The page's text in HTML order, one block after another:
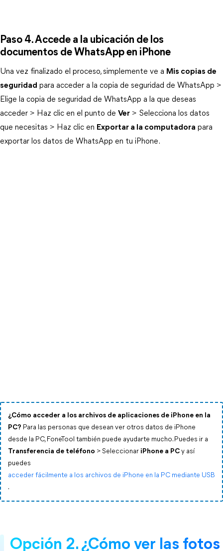
Paso 4. Accede a la ubicación de los
documentos de WhatsApp en iPhone
Una vez finalizado el proceso, simplemente ve a Mis copias de
seguridad para acceder a la copia de seguridad de WhatsApp >
Elige la copia de seguridad de WhatsApp a la que deseas
acceder > Haz clic en el punto de Ver > Selecciona los datos
que necesitas > Haz clic en Exportar a la computadora para
exportar los datos de WhatsApp en tu iPhone.
¿Cómo acceder a los archivos de aplicaciones de iPhone en la
PC? Para las personas que desean ver otros datos de iPhone
desde la PC, FoneTool también puede ayudarte mucho. Puedes ir a
Transferencia de teléfono > Seleccionar iPhone a PC y así
puedes
acceder fácilmente a los archivos de iPhone en la PC mediante USB
.
Opción 2. ¿Cómo ver las fotos